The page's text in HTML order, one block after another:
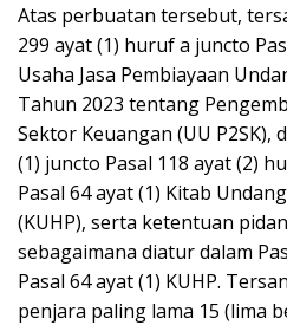
Atas perbuatan tersebut,
299 ayat (1) huruf a juncto
Usaha Jasa Pembiayaan
Tahun 2023 tentang
Sektor Keuangan (UU P2SK),
(1) juncto Pasal 118 ayat (2)
Pasal 64 ayat (1) Kitab
(KUHP), serta ketentuan
sebagaimana diatur dalam
Pasal 64 ayat (1) KUHP.
penjara paling lama 15 (lima